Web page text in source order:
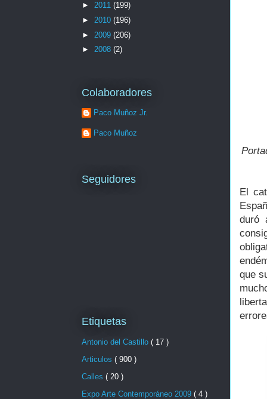
El
duró
que
► 2011 (199)
► 2010 (196)
► 2009 (206)
► 2008 (2)
Colaboradores
Paco Muñoz Jr.
Paco Muñoz
Seguidores
Etiquetas
Antonio del Castillo ( 17 )
Articulos ( 900 )
Calles ( 20 )
Expo Arte Contemporáneo 2009 ( 4 )